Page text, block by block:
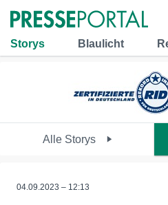
Storys Blaulicht
Alle Storys
04.09.2023 – 12:13